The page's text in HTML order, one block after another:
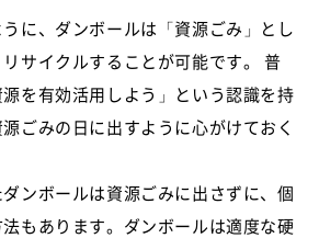
に、ダンボールは「資源ごみ」とし
サイクルすることが可能です。 普
を有効活用しよう」という認識を持
ごみの日に出すように心がけておく
ンボールは資源ごみに出さずに、個
もあります。ダンボールは適度な硬